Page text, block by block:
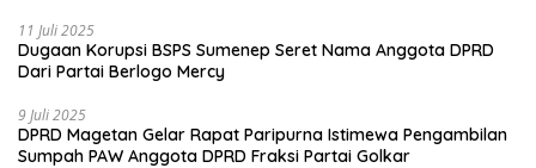
11 Juli 2025
Dugaan Korupsi BSPS Sumenep Seret Nama Anggota DPRD
Dari Partai Berlogo Mercy
9 Juli 2025
DPRD Magetan Gelar Rapat Paripurna Istimewa Pengambilan
Sumpah PAW Anggota DPRD Fraksi Partai Golkar